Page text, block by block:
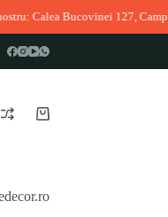
Calea Bucovinei 127,
Coș